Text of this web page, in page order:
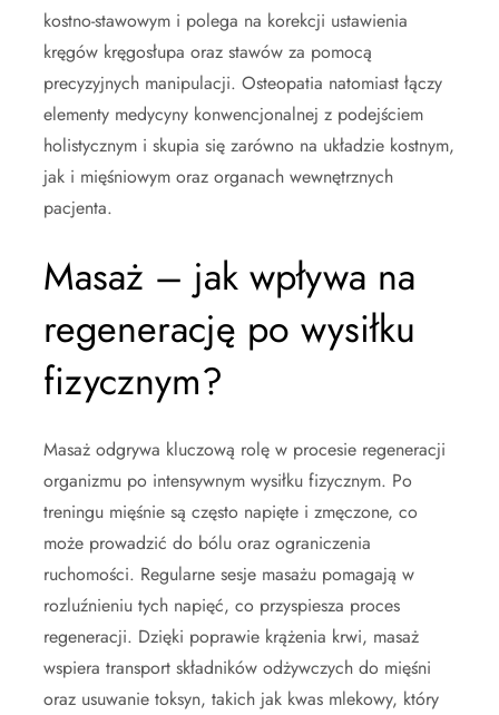
kostno-stawowym i polega na korekcji ustawienia
kręgów kręgosłupa oraz stawów za pomocą
precyzyjnych manipulacji. Osteopatia natomiast łączy
elementy medycyny konwencjonalnej z podejściem
holistycznym i skupia się zarówno na układzie kostnym,
jak i mięśniowym oraz organach wewnętrznych
pacjenta.
Masaż – jak wpływa na
regenerację po wysiłku
fizycznym?
Masaż odgrywa kluczową rolę w procesie regeneracji
organizmu po intensywnym wysiłku fizycznym. Po
treningu mięśnie są często napięte i zmęczone, co
może prowadzić do bólu oraz ograniczenia
ruchomości. Regularne sesje masażu pomagają w
rozluźnieniu tych napięć, co przyspiesza proces
regeneracji. Dzięki poprawie krążenia krwi, masaż
wspiera transport składników odżywczych do mięśni
oraz usuwanie toksyn, takich jak kwas mlekowy, który